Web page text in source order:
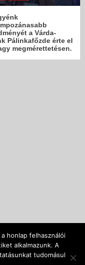
a Várda-
Pálinkafőzde érte el
megmérettetésen.
Beregi Pálinka
honlap felhasználói
alkalmazunk. A
tudomásul